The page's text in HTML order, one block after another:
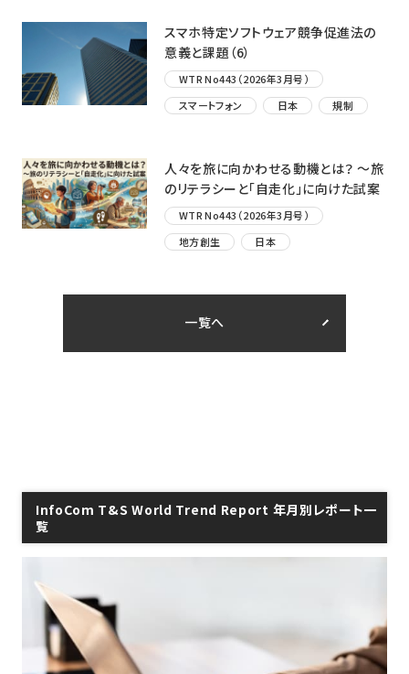
スマホ特定ソフトウェア競争促進法の
意義と課題（6）
WTR No443（2026年3月号）
スマートフォン
日本 規制
人々を旅に向かわせる動機とは？ ～旅
のリテラシーと「自走化」に向けた試案
WTR No443（2026年3月号）
地方創生
日本
一覧へ
InfoCom T&S World Trend Report 年月別レポート一
覧